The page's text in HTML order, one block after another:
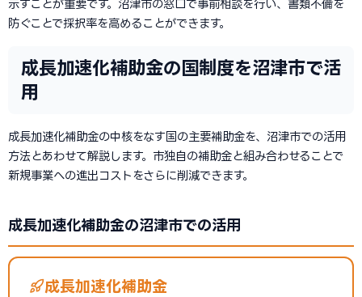
示すことが重要です。沼津市の窓口で事前相談を行い、書類不備を
防ぐことで採択率を高めることができます。
成長加速化補助金の国制度を沼津市で活
用
成長加速化補助金の中核をなす国の主要補助金を、沼津市での活用
方法とあわせて解説します。市独自の補助金と組み合わせることで
新規事業への進出コストをさらに削減できます。
成長加速化補助金の沼津市での活用
成長加速化補助金